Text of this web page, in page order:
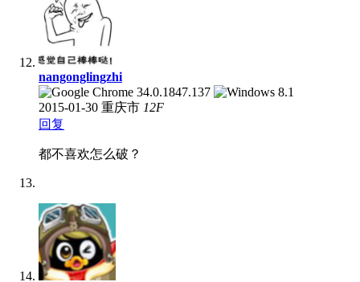
nangonglingzhi
2015-01-30 重庆市 12F
回复
都不喜欢怎么破？